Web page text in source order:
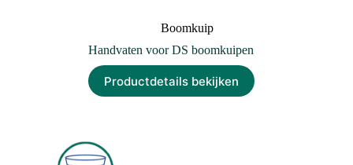
Boomkuip
Handvaten voor DS boomkuipen
Productdetails bekijken